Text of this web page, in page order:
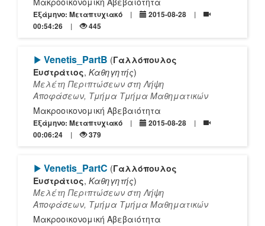
Εξάμηνο: Μεταπτυχιακό
2015-08-28
00:54:26
445
[Play]
Venetis_PartB (Γαλλόπουλος
Ευστράτιος, Καθηγητής)
Μελέτη Περιπτώσεων στη Λήψη
Αποφάσεων, Τμήμα Τμήμα Μαθηματικών
Μακροοικονομική Αβεβαιότητα
Εξάμηνο: Μεταπτυχιακό
2015-08-28
00:06:24
379
[Play]
Venetis_PartC (Γαλλόπουλος
Ευστράτιος, Καθηγητής)
Μελέτη Περιπτώσεων στη Λήψη
Αποφάσεων, Τμήμα Τμήμα Μαθηματικών
Μακροοικονομική Αβεβαιότητα